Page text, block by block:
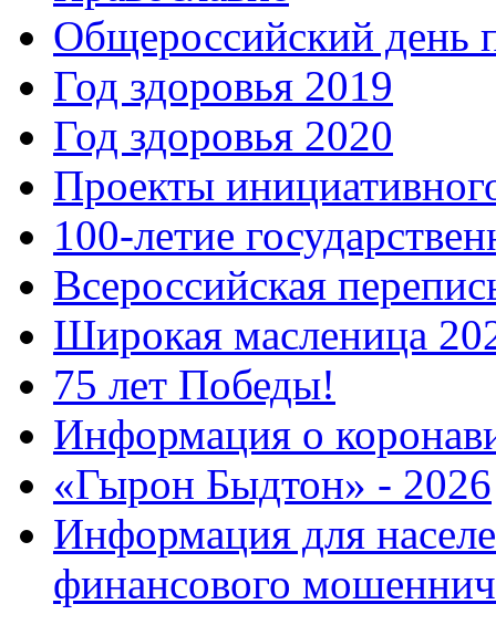
Общероссийский день
Год здоровья 2019
Год здоровья 2020
Проекты
100-летие
Всероссийская
Широкая масленица
75 лет Победы!
Информация о
«Гырон Быдтон» - 2026
Информация для
финансового